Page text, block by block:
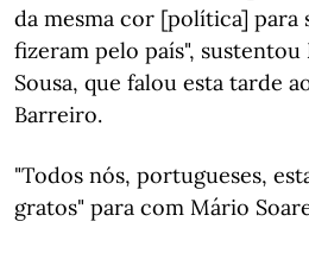
da mesma cor [política] para
fizeram pelo país", sustentou
Sousa, que falou esta tarde
Barreiro.
"Todos nós, portugueses,
gratos" para com Mário